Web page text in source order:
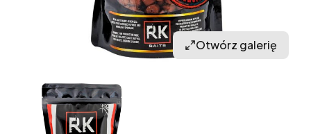
Otwórz galerię